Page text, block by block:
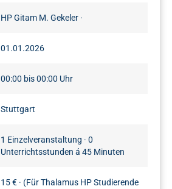
HP Gitam M. Gekeler ·
01.01.2026
00:00 bis 00:00 Uhr
Stuttgart
1 Einzelveranstaltung · 0
Unterrichtsstunden á 45 Minuten
15 € · (Für Thalamus HP Studierende